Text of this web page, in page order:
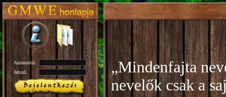
Azonosító:
Jelszó:
„Mindenfajta
nevelők csak a